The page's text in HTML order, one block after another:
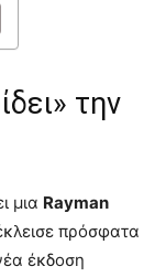
την
μια Rayman
πρόσφατα
έκδοση